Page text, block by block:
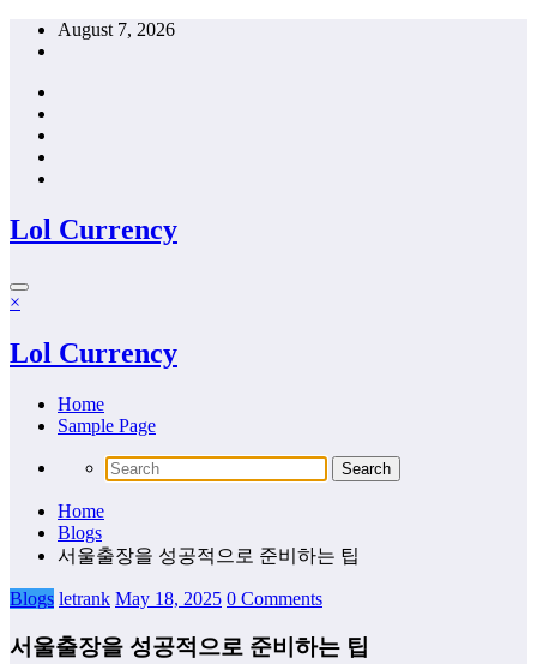
Skip
August 7, 2026
Lol Currency
×
Lol Currency
Home
Sample Page
Home
Blogs
서울출장을 성공적으로 준비하는 팁
Blogs letrank May 18, 2025 0 Comments
서울출장을 성공적으로 준비하는 팁